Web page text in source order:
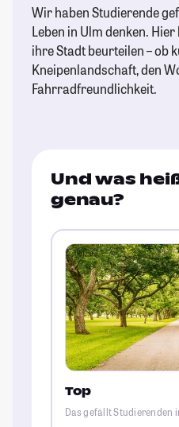
Wir haben Studierende
Leben in Ulm denken.
ihre Stadt beurteilen – ob
Kneipenlandschaft, den
Fahrradfreundlichkeit.
Und was
genau?
Top
Das gefällt Studierenden